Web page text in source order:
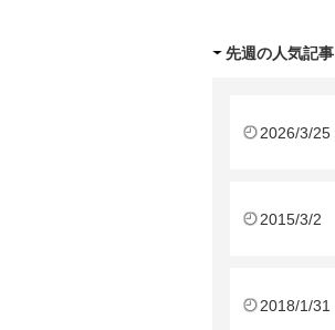
先週の人気記事
2026/3/25
2015/3/2
2018/1/31